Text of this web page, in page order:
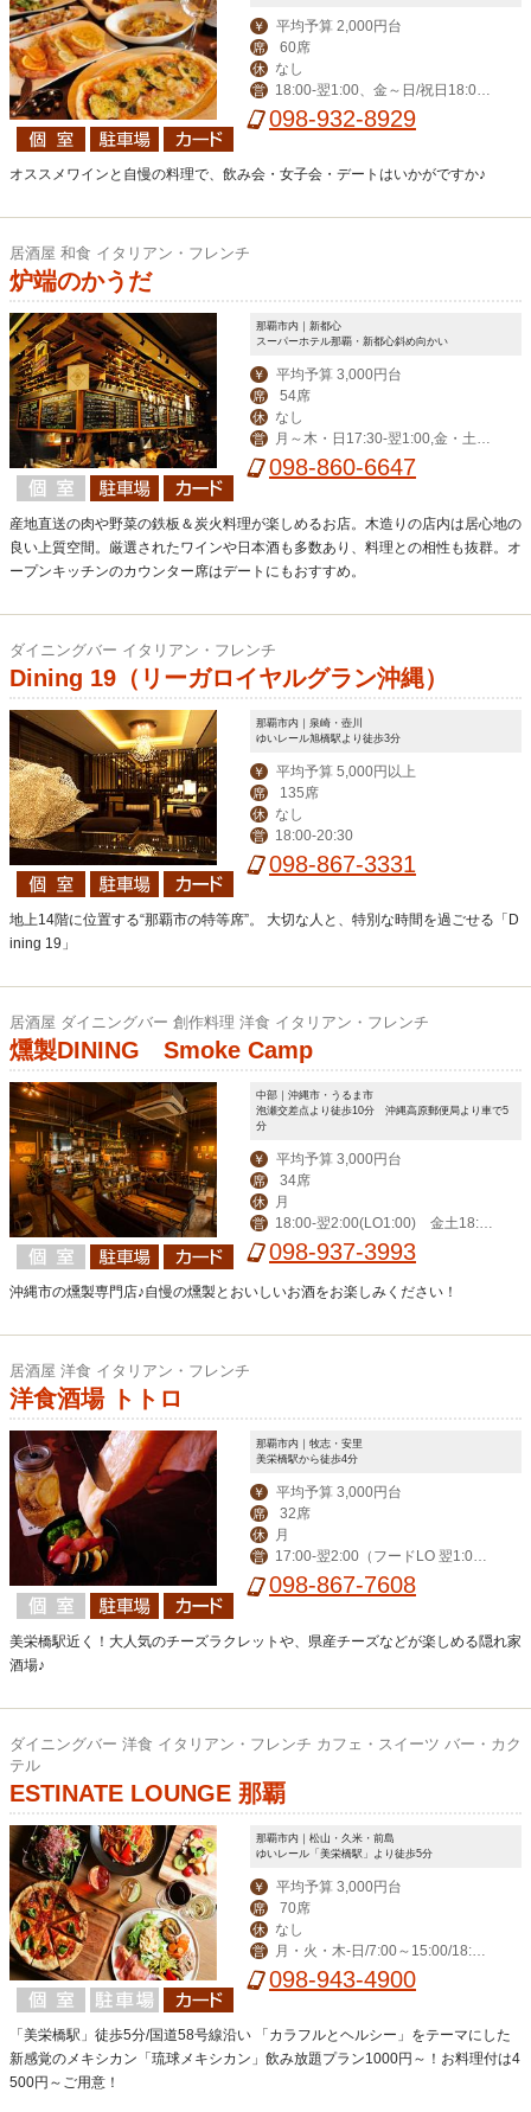
￥ 平均予算 2,000円台
席 60席
休 なし
営
18:00‐翌1:00、金～日/祝日18:00-
翌2:00
098-932-8929
オススメワインと自慢の料理で、飲み会・女子会・デートはいかがですか♪
居酒屋 和食 イタリアン・フレンチ
炉端のかうだ
那覇市内｜新都心
スーパーホテル那覇・新都心斜め向かい
￥ 平均予算 3,000円台
席 54席
休 なし
営
月～木・日17:30-翌1:00,金・土・
祝前17:30-翌2:00
098-860-6647
産地直送の肉や野菜の鉄板＆炭火料理が楽しめるお店。木造りの店内は居心地の
良い上質空間。厳選されたワインや日本酒も多数あり、料理との相性も抜群。オ
ープンキッチンのカウンター席はデートにもおすすめ。
ダイニングバー イタリアン・フレンチ
Dining 19（リーガロイヤルグラン沖縄）
那覇市内｜泉崎・壺川
ゆいレール旭橋駅より徒歩3分
￥ 平均予算 5,000円以上
席 135席
休 なし
営 18:00-20:30
098-867-3331
地上14階に位置する“那覇市の特等席”。 大切な人と、特別な時間を過ごせる「D
ining 19」
居酒屋 ダイニングバー 創作料理 洋食 イタリアン・フレンチ
燻製DINING Smoke Camp
中部｜沖縄市・うるま市
泡瀬交差点より徒歩10分 沖縄高原郵便局より車で5
分
￥ 平均予算 3,000円台
席 34席
休 月
営
18:00‐翌2:00(LO1:00) 金土18:0
0‐翌3:00(LO翌2:00)
098-937-3993
沖縄市の燻製専門店♪自慢の燻製とおいしいお酒をお楽しみください！
居酒屋 洋食 イタリアン・フレンチ
洋食酒場 トトロ
那覇市内｜牧志・安里
美栄橋駅から徒歩4分
￥ 平均予算 3,000円台
席 32席
休 月
営
17:00-翌2:00（フードLO 翌1:0
0）098-867-7608
美栄橋駅近く！大人気のチーズラクレットや、県産チーズなどが楽しめる隠れ家
酒場♪
ダイニングバー 洋食 イタリアン・フレンチ カフェ・スイーツ バー・カク
テル
ESTINATE LOUNGE 那覇
那覇市内｜松山・久米・前島
ゆいレール「美栄橋駅」より徒歩5分
￥ 平均予算 3,000円台
席 70席
休 なし
営
月・火・木-日/7:00～15:00/18:00
～23:00(料理L.O. 22:00) 毎週水曜日は
098-943-4900
「美栄橋駅」徒歩5分/国道58号線沿い 「カラフルとヘルシー」をテーマにした
新感覚のメキシカン「琉球メキシカン」飲み放題プラン1000円～！お料理付は4
500円～ご用意！